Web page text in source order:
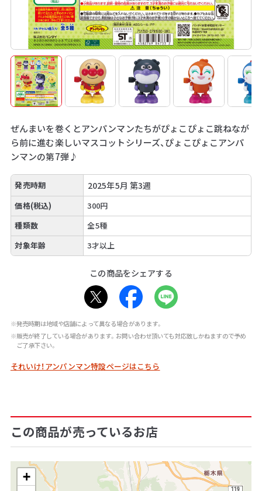
ぜんまいを巻くとアンパンマンたちがぴょこぴょこ跳ねなが
ら前に進む楽しいマスコットシリーズ、ぴょこぴょこアンパ
ンマンの第7弾♪
発売時期 2025年5月 第3週
価格(税込)
300円
種類数
全5種
対象年齢
3才以上
この商品をシェアする
※発売時期は地域や店舗によって異なる場合があります。
※販売が終了している場合があります。お問い合わせ頂いても対応致しかねますので予め
ご了承下さい。
それいけ！アンパンマン特設ページはこちら
この商品が売っているお店
+